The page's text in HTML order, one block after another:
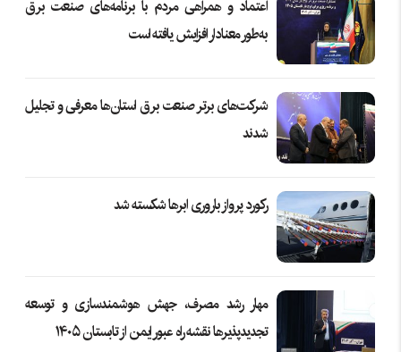
اعتماد و همراهی مردم با برنامه‌های صنعت برق
به‌طور معنادار افزایش یافته است
شرکت‌های برتر صنعت برق استان‌ها معرفی و تجلیل
شدند
رکورد پرواز باروری ابرها شکسته شد
مهار رشد مصرف، جهش هوشمندسازی و توسعه
تجدیدپذیرها نقشه راه عبور ایمن از تابستان ۱۴۰۵